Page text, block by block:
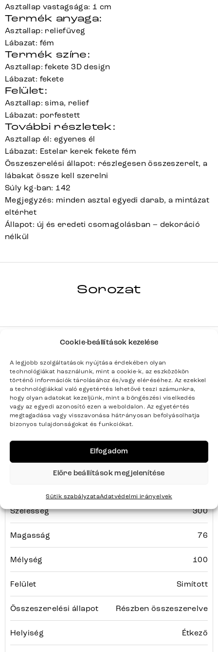
Cookie-beállítások kezelése
A legjobb szolgáltatások nyújtása érdekében olyan
technológiákat használunk, mint a cookie-k, az eszközökön
történő információk tárolásához és/vagy eléréséhez. Az ezekkel
a technológiákkal való egyetértés lehetővé teszi számunkra,
hogy olyan adatokat kezeljünk, mint a böngészési viselkedés
vagy az egyedi azonosító ezen a weboldalon. Az egyetértés
megtagadása vagy visszavonása hátrányosan befolyásolhatja
bizonyos tulajdonságokat és funkciókat.
Elfogadom
Előre beállítások megjelenítése
Sütik szabályzataAdatvédelmi irányelvek
Asztallap vastagsága: 1 cm
Termék anyaga:
Asztallap: reliefüveg
Lábazat: fém
Termék színe:
Asztallap: fekete 3D design
Lábazat: fekete
Felület:
Asztallap: sima, relief
Lábazat: porfestett
További részletek:
Asztallap él: egyenes él
Lábazat: Estelar kerek fekete fém
Összeszerelési állapot: részlegesen összeszerelt, a
lábakat össze kell szerelni
Súly kg-ban: 142
Megjegyzés: minden asztal egyedi darab, a mintázat
eltérhet
Állapot: új és eredeti csomagolásban – dekoráció
nélkül
Sorozat
HRANA Teljes sorozat részletei
Színek Laminam® Sabbia tölgy dekor
Termék súlya kg-ban 142
Bútortípus Étkezőasztalok
Szélesség 300
Magasság 76
Mélység 100
Felület Simított
Összeszerelési állapot Részben összeszerelve
Helyiség Étkező